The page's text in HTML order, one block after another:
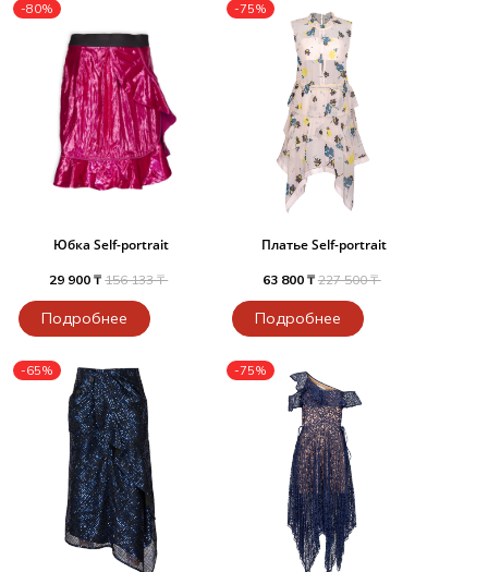
-80%
Юбка Self-portrait
29 900 ₸156 133 ₸
Подробнее
-75%
Платье Self-portrait
63 800 ₸ 227 500 ₸
Подробнее
-65% -75%